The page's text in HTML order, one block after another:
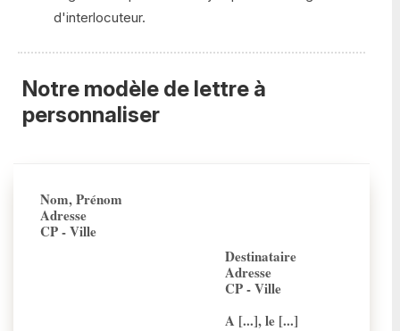
d'interlocuteur.
Notre modèle de lettre à
personnaliser
Nom, Prénom
Adresse
CP - Ville
Destinataire
Adresse
CP - Ville
A [...], le [...]